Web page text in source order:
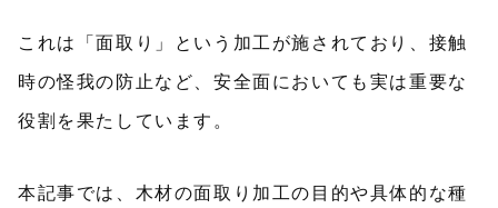
これは「面取り」という加工が施されており、接触
時の怪我の防止など、安全面においても実は重要な
役割を果たしています。
本記事では、木材の面取り加工の目的や具体的な種